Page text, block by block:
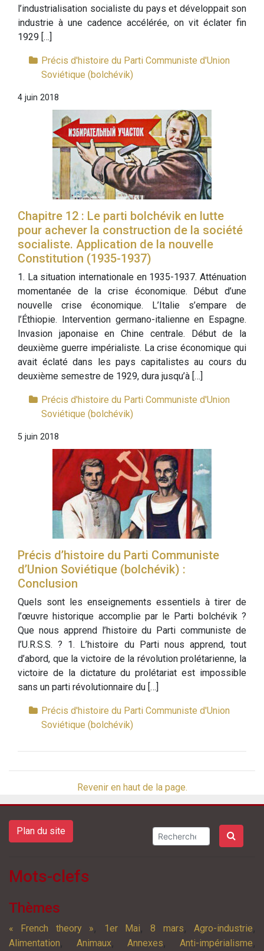
l’industrialisation socialiste du pays et développait son
industrie à une cadence accélérée, on vit éclater fin
1929 […]
Précis d'histoire du Parti Communiste d'Union
Soviétique (bolchévik)
4 juin 2018
Chapitre 12 : Le parti bolchévik en lutte
pour achever la construction de la société
socialiste. Application de la nouvelle
Constitution (1935-1937)
1. La situation internationale en 1935-1937. Atténuation
momentanée de la crise économique. Début d’une
nouvelle crise économique. L’Italie s’empare de
l’Éthiopie. Intervention germano-italienne en Espagne.
Invasion japonaise en Chine centrale. Début de la
deuxième guerre impérialiste. La crise économique qui
avait éclaté dans les pays capitalistes au cours du
deuxième semestre de 1929, dura jusqu’à […]
Précis d'histoire du Parti Communiste d'Union
Soviétique (bolchévik)
5 juin 2018
Précis d’histoire du Parti Communiste
d’Union Soviétique (bolchévik) :
Conclusion
Quels sont les enseignements essentiels à tirer de
l’œuvre historique accomplie par le Parti bolchévik ?
Que nous apprend l’histoire du Parti communiste de
l’U.R.S.S. ? 1. L’histoire du Parti nous apprend, tout
d’abord, que la victoire de la révolution prolétarienne, la
victoire de la dictature du prolétariat est impossible
sans un parti révolutionnaire du […]
Précis d'histoire du Parti Communiste d'Union
Soviétique (bolchévik)
Revenir en haut de la page.
Plan du site
Mots-clefs
Thèmes
« French theory », 1er Mai,8 mars, Agro-industrie,
Alimentation, Animaux,Annexes,Anti-impérialisme,